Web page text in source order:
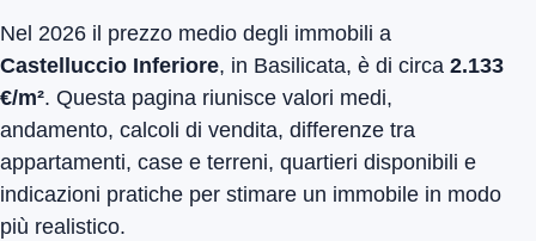
Nel 2026 il prezzo medio degli immobili a
Castelluccio Inferiore, in Basilicata, è di circa 2.133
€/m². Questa pagina riunisce valori medi,
andamento, calcoli di vendita, differenze tra
appartamenti, case e terreni, quartieri disponibili e
indicazioni pratiche per stimare un immobile in modo
più realistico.